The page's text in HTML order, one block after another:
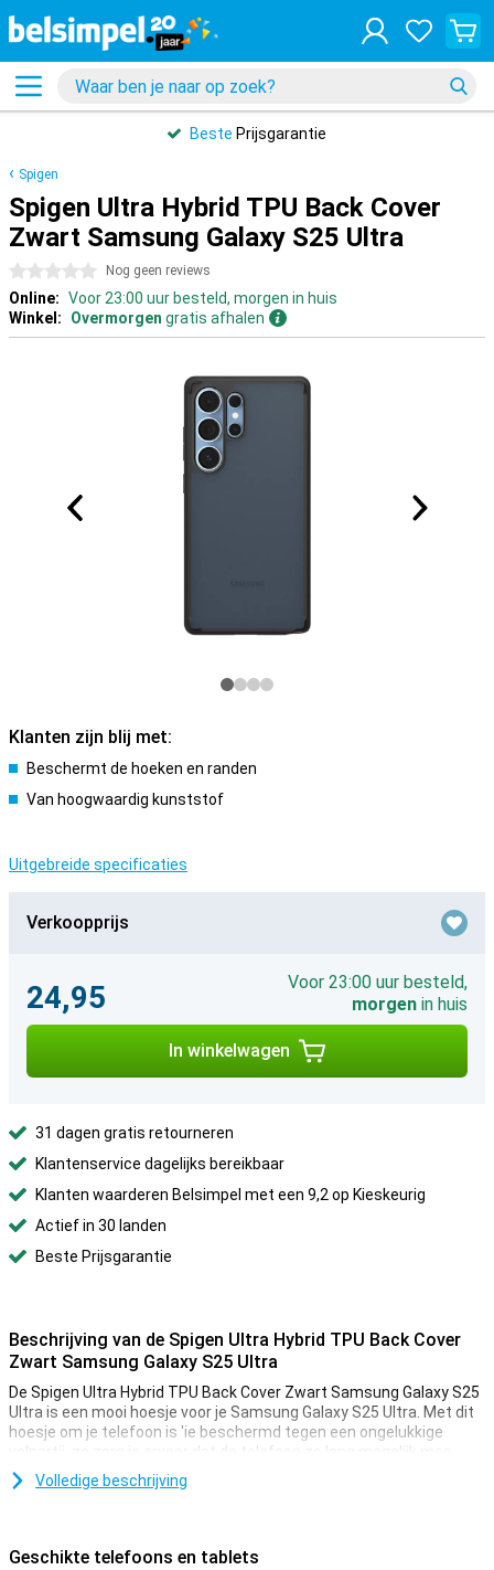
Beste Prijsgarantie
Spigen
Spigen Ultra Hybrid TPU Back Cover
Zwart Samsung Galaxy S25 Ultra
0 sterren Nog geen reviews
Online: Voor 23:00 uur besteld, morgen in huis
Winkel:
Overmorgen gratis afhalen
Klanten zijn blij met:
Beschermt de hoeken en randen
Van hoogwaardig kunststof
Uitgebreide specificaties
Verkoopprijs
24,95
Voor 23:00 uur besteld,
morgen in huis
In winkelwagen
31 dagen gratis retourneren
Klantenservice dagelijks bereikbaar
Klanten waarderen Belsimpel met een 9,2 op Kieskeurig
Actief in 30 landen
Beste Prijsgarantie
Beschrijving van de Spigen Ultra Hybrid TPU Back Cover
Zwart Samsung Galaxy S25 Ultra
De Spigen Ultra Hybrid TPU Back Cover Zwart Samsung Galaxy S25
Ultra is een mooi hoesje voor je Samsung Galaxy S25 Ultra. Met dit
hoesje om je telefoon is 'ie beschermd tegen een ongelukkige
valpartij, zo zorg je ervoor dat de telefoon zo lang mogelijk mee
gaat!
screenprotector.
Volledige beschrijving
Geschikte telefoons en tablets